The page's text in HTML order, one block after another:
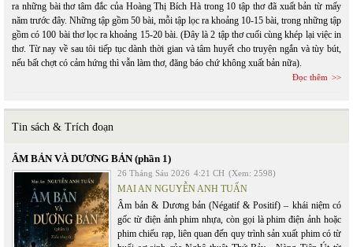
ra những bài thơ tâm đắc của Hoàng Thị Bích Hà trong 10 tập thơ đã xuất bản từ mấy
năm trước đây. Những tập gồm 50 bài, mỗi tập lọc ra khoảng 10-15 bài, trong những tập
gồm có 100 bài thơ lọc ra khoảng 15-20 bài. (Đây là 2 tập thơ cuối cùng khép lại việc in
thơ. Từ nay về sau tôi tiếp tục dành thời gian và tâm huyết cho truyện ngắn và tùy bút,
nếu bất chợt có cảm hứng thì vẫn làm thơ, đăng báo chứ không xuất bản nữa).
Đọc thêm
Tin sách & Trích đoạn
ÂM BẢN VÀ DƯƠNG BẢN (phần 1)
26 Tháng Sáu 2026 4:21 CH (Xem: 2598)
MAI AN NGUYỄN ANH TUẤN
Âm bản & Dương bản (Négatif & Positif) – khái niệm có
gốc từ điện ảnh phim nhựa, còn gọi là phim điện ảnh hoặc
phim chiếu rạp, liên quan đến quy trình sản xuất phim có từ